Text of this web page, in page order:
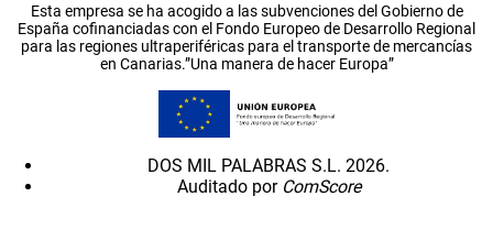
Esta empresa se ha acogido a las subvenciones del Gobierno de
España cofinanciadas con el Fondo Europeo de Desarrollo Regional
para las regiones ultraperiféricas para el transporte de mercancías
en Canarias.”Una manera de hacer Europa”
DOS MIL PALABRAS S.L. 2026.
Auditado por ComScore